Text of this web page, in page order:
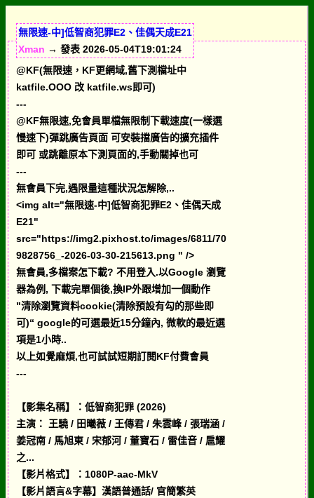
無限速-中]低智商犯罪E2、佳偶天成E21
Xman → 發表 2026-05-04T19:01:24
@KF(無限速，KF更網域,舊下測檔址中
katfile.OOO 改 katfile.ws即可)
---
@KF無限速,免會員單檔無限制下載速度(一樣選
慢速下)彈跳廣告頁面 可安裝擋廣告的擴充插件
即可 或跳離原本下測頁面的,手動關掉也可
---
無會員下完,遇限量這種狀況怎解除,..
<img alt="無限速-中]低智商犯罪E2、佳偶天成
E21"
src="https://img2.pixhost.to/images/6811/70
9828756_-2026-03-30-215613.png " />
無會員,多檔案怎下載? 不用登入.以Google 瀏覽
器為例, 下載完單個後,換IP外跟增加一個動作
"清除瀏覽資料cookie(清除預設有勾的那些即
可)“ google的可選最近15分鐘內, 微軟的最近選
項是1小時..
以上如覺麻煩,也可試試短期訂閱KF付費會員
---
【影集名稱】：低智商犯罪 (2026)
主演： 王驍 / 田曦薇 / 王傳君 / 朱雲峰 / 張瑞涵 /
姜冠南 / 馬旭東 / 宋郁河 / 董寶石 / 雷佳音 / 扈耀
之...
【影片格式】：1080P-aac-MkV
【影片語言&字幕】漢語普通話/ 官簡繁英